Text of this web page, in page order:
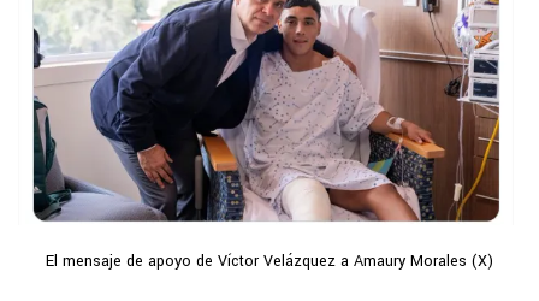
El mensaje de apoyo de Víctor Velázquez a Amaury Morales (X)